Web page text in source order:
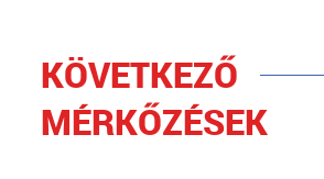
KÖVETKEZŐ
MÉRKŐZÉSEK